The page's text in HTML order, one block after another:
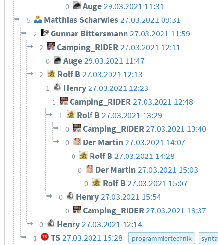
0 Auge 29.03.2021 11:31
5 Matthias Scharwies27.03.2021 09:31
2 Gunnar Bittersmann 27.03.2021 11:59
2 Camping_RIDER27.03.2021 12:11
0 Auge29.03.2021 11:47
2 Rolf B 27.03.2021 12:13
1 Henry27.03.2021 12:23
1 Camping_RIDER27.03.2021 12:48
1 Rolf B27.03.2021 13:29
0 Camping_RIDER 27.03.2021 13:40
0 Der Martin 27.03.2021 14:07
0 Rolf B 27.03.2021 14:28
0 Der Martin27.03.2021 15:03
0 Rolf B27.03.2021 15:07
0 Henry27.03.2021 15:54
0 Camping_RIDER 27.03.2021 19:37
0 Henry27.03.2021 12:14
1 TS 27.03.2021 15:28 programmiertechnik